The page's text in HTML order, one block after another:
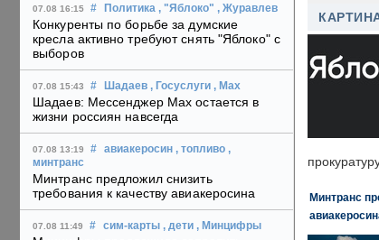
07.08 16:15 # Политика , "Яблоко" , Журавлев
Конкуренты по борьбе за думские
кресла активно требуют снять "Яблоко" с
выборов
07.08 15:43 # Шадаев , Госуслуги , Max
Шадаев: Мессенджер Max остается в
жизни россиян навсегда
07.08 13:19 # авиакеросин , топливо ,
минтранс
Минтранс предложил снизить
требования к качеству авиакеросина
07.08 11:49 # сим-карты , дети , Минцифры
Минтранс